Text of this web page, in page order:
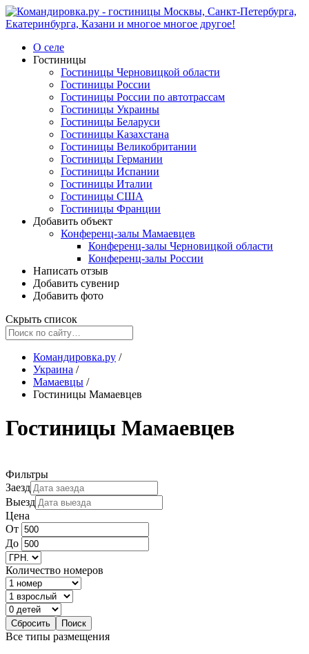
О селе
Гостиницы
Гостиницы Черновицкой области
Гостиницы России
Гостиницы России по автотрассам
Гостиницы Украины
Гостиницы Беларуси
Гостиницы Казахстана
Гостиницы Великобритании
Гостиницы Германии
Гостиницы Испании
Гостиницы Италии
Гостиницы США
Гостиницы Франции
Добавить объект
Конференц-залы Мамаевцев
Конференц-залы Черновицкой области
Конференц-залы России
Написать отзыв
Добавить сувенир
Добавить фото
Скрыть список
Командировка.ру /
Украина /
Мамаевцы /
Гостиницы Мамаевцев
Гостиницы Мамаевцев
Фильтры
Заезд
Выезд
Цена
От
До
Количество номеров
Все типы размещения